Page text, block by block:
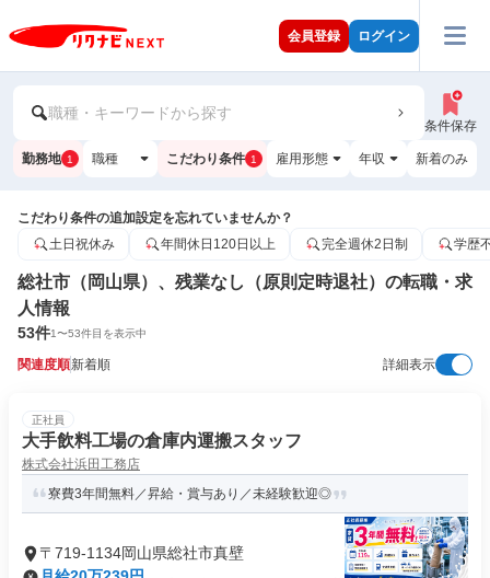
会員登録 ログイン
職種・キーワードから探す
条件保存
勤務地 1 職種 こだわり条件 1 雇用形態 年収 新着のみ
こだわり条件の追加設定を忘れていませんか？
土日祝休み
年間休日120日以上 完全週休2日制 学歴
総社市（岡山県）、残業なし（原則定時退社）の転職・求
人情報
53件1〜53件目を表示中
関連度順新着順 詳細表示
正社員
大手飲料工場の倉庫内運搬スタッフ
株式会社浜田工務店
寮費3年間無料／昇給・賞与あり／未経験歓迎◎
〒719-1134岡山県総社市真壁